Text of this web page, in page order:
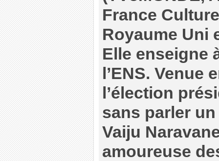
France
Royaume Uni
Elle enseigne
l’ENS. Venue
l’élection
sans parler
Vaiju
amoureuse